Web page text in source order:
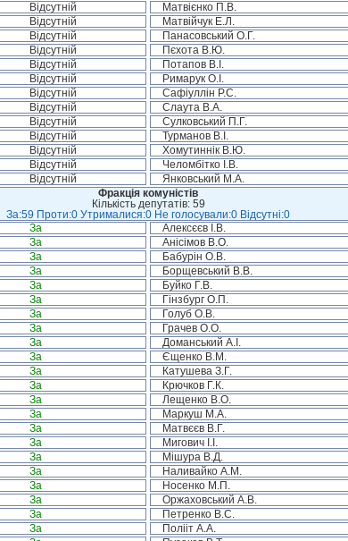
Відсутній Матвієнко П.В.
Відсутній Матвійчук Е.Л.
Відсутній Панасовський О.Г.
Відсутній Пєхота В.Ю.
Відсутній Потапов В.І.
Відсутній Римарук О.І.
Відсутній Сафіуллін Р.С.
Відсутній Слаута В.А.
Відсутній Сулковський П.Г.
Відсутній Турманов В.І.
Відсутній Хомутиннік В.Ю.
Відсутній Челомбітко І.В.
Відсутній Янковський М.А.
Фракція комуністів
Кількість депутатів: 59
За:59 Проти:0 Утрималися:0 Не голосували:0 Відсутні:0
За Алексєєв І.В.
За Анісімов В.О.
За Бабурін О.В.
За Борщевський В.В.
За Буйко Г.В.
За Гінзбург О.П.
За Голуб О.В.
За Грачев О.О.
За Доманський А.І.
За Єщенко В.М.
За Катушева З.Г.
За Крючков Г.К.
За Лещенко В.О.
За Маркуш М.А.
За Матвєєв В.Г.
За Мигович І.І.
За Мішура В.Д.
За Наливайко А.М.
За Носенко М.П.
За Оржаховський А.В.
За Петренко В.С.
За Полііт А.А.